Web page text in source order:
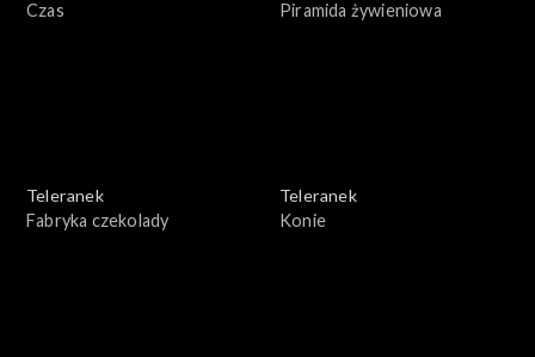
Czas
Piramida żywieniowa
Teleranek
Fabryka czekolady
Teleranek
Konie